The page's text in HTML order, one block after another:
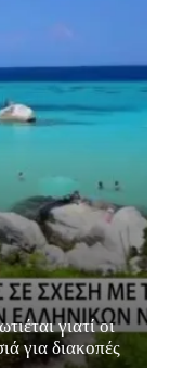
γιατί οι
για διακοπές